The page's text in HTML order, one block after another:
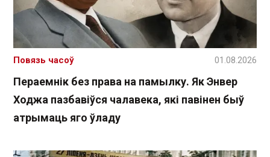
Пераемнік без права на памылку. Як Энвер
Ходжа пазбавіўся чалавека, які павінен быў
атрымаць яго ўладу
Повязь часоў 01.08.2026